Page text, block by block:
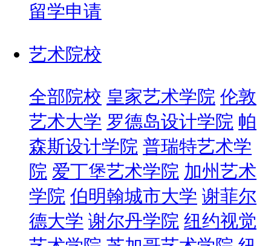
留学申请
艺术院校
全部院校 皇家艺术学院 伦敦
艺术大学 罗德岛设计学院 帕
森斯设计学院 普瑞特艺术学
院 爱丁堡艺术学院 加州艺术
学院 伯明翰城市大学 谢菲尔
德大学 谢尔丹学院 纽约视觉